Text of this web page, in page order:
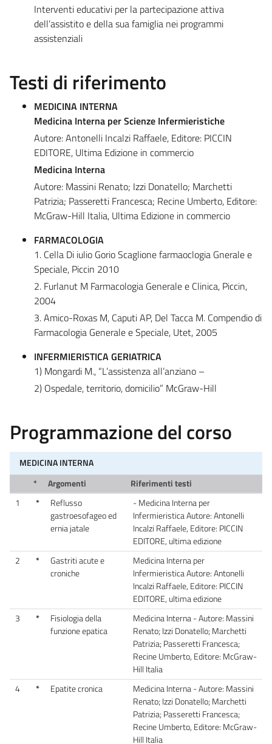
Interventi educativi per la partecipazione attiva
dell’assistito e della sua famiglia nei programmi
assistenziali
Testi di riferimento
MEDICINA INTERNA
Medicina Interna per Scienze Infermieristiche
Autore: Antonelli Incalzi Raffaele, Editore: PICCIN
EDITORE, Ultima Edizione in commercio
Medicina Interna
Autore: Massini Renato; Izzi Donatello; Marchetti
Patrizia; Passeretti Francesca; Recine Umberto, Editore:
McGraw-Hill Italia, Ultima Edizione in commercio
FARMACOLOGIA
1. Cella Di iulio Gorio Scaglione farmaoclogia Gnerale e
Speciale, Piccin 2010
2. Furlanut M Farmacologia Generale e Clinica, Piccin,
2004
3. Amico-Roxas M, Caputi AP, Del Tacca M. Compendio di
Farmacologia Generale e Speciale, Utet, 2005
INFERMIERISTICA GERIATRICA
1) Mongardi M., “L’assistenza all’anziano –
2) Ospedale, territorio, domicilio” McGraw-Hill
Programmazione del corso
MEDICINA INTERNA
*
Argomenti
Riferimenti testi
1
*
Reflusso
gastroesofageo ed
ernia jatale
- Medicina Interna per
Infermieristica Autore: Antonelli
Incalzi Raffaele, Editore: PICCIN
EDITORE, ultima edizione
2
*
Gastriti acute e
croniche
Medicina Interna per
Infermieristica Autore: Antonelli
Incalzi Raffaele, Editore: PICCIN
EDITORE, ultima edizione
3
*
Fisiologia della
funzione epatica
Medicina Interna - Autore: Massini
Renato; Izzi Donatello; Marchetti
Patrizia; Passeretti Francesca;
Recine Umberto, Editore: McGraw-
Hill Italia
4
* Epatite cronica
Medicina Interna - Autore: Massini
Renato; Izzi Donatello; Marchetti
Patrizia; Passeretti Francesca;
Recine Umberto, Editore: McGraw-
Hill Italia